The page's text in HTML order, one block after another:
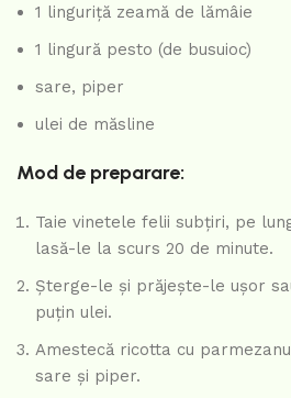
1 linguriță zeamă de lămâie
1 lingură pesto (de busuioc)
sare, piper
ulei de măsline
Mod de preparare:
Taie vinetele felii subțiri, pe
lasă-le la scurs 20 de minute.
Șterge-le și prăjește-le ușor
puțin ulei.
Amestecă ricotta cu
sare și piper.